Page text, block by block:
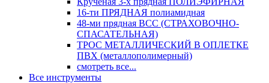
16-ти ПРЯДНАЯ полиамидная
48-ми прядная ВСС (СТРАХОВОЧНО-
СПАСАТЕЛЬНАЯ)
ТРОС МЕТАЛЛИЧЕСКИЙ В ОПЛЕТКЕ
ПВХ (металлополимерный)
смотреть все...
Все инструменты